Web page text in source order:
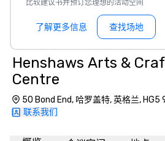
比较建议书并预订您理想的活动空间
了解更多信息 查找场地
Henshaws Arts &
Centre
50 Bond End, 哈罗盖特, 英格兰, HG5
联系我们